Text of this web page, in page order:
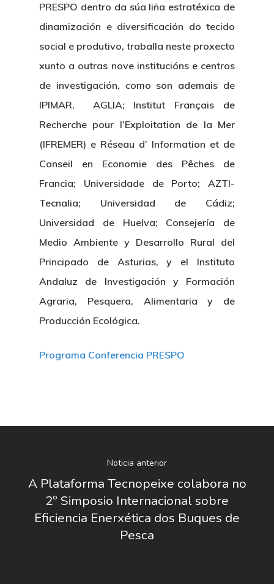
PRESPO dentro da súa liña estratéxica de
dinamización e diversificación do tecido
social e produtivo, traballa neste proxecto
xunto a outras nove institucións e centros
de investigación, como son ademais de
IPIMAR, AGLIA; Institut Français de
Recherche pour l’Exploitation de la Mer
(IFREMER) e Réseau d’ Information et de
Conseil en Economie des Pêches de
Francia; Universidade de Porto; AZTI-
Tecnalia; Universidad de Cádiz;
Universidad de Huelva; Consejería de
Medio Ambiente y Desarrollo Rural del
Principado de Asturias, y el Instituto
Andaluz de Investigación y Formación
Agraria, Pesquera, Alimentaria y de
Producción Ecológica.
Programa Conferencia PRESPO
Noticia anterior
A Plataforma Tecnopeixe colabora no
2º Simposio Internacional sobre
Eficiencia Enerxética dos Buques de
Pesca
Organización
Directorio De Personal
Novedades
Actualidad
Proyectos